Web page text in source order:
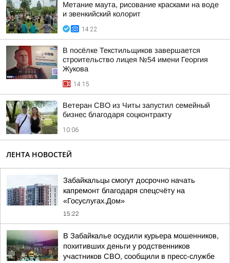
Метание маута, рисование красками на воде
и эвенкийский колорит
14:22
В посёлке Текстильщиков завершается
строительство лицея №54 имени Георгия
Жукова
14:15
Ветеран СВО из Читы запустил семейный
бизнес благодаря соцконтракту
10:06
ЛЕНТА НОВОСТЕЙ
Забайкальцы смогут досрочно начать
капремонт благодаря спецсчёту на
«Госуслугах.Дом»
15:22
В Забайкалье осудили курьера мошенников,
похитивших деньги у родственников
участников СВО, сообщили в пресс-службе